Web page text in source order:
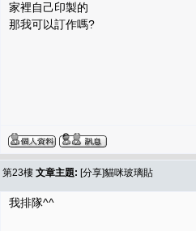
家裡自己印製的
那我可以訂作嗎?
第23樓 文章主題: [分享]貓咪玻璃貼
我排隊^^